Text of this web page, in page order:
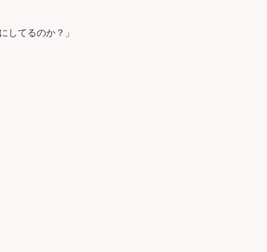
してるのか？」